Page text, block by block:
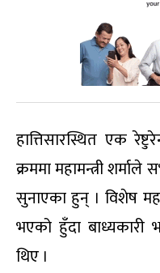
हात्तिसारस्थित एक
क्रममा महामन्त्री
सुनाएका हुन् । विशेष
भएको हुँदा बाध्यकारी
थिए ।